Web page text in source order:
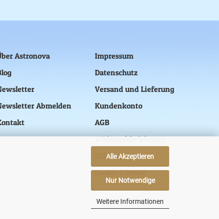
Alle Akzeptieren
Nur Notwendige
Weitere Informationen
Astronova
Abmelden
Impressum
Datenschutz
Versand und Lieferung
Kundenkonto
AGB
Widerrufsbelehrung
Zahlung
Cookie Console